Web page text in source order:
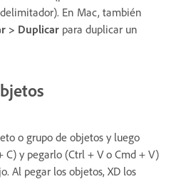
En Mac, también
> Duplicar para duplicar un
o grupo de objetos y luego
C) y pegarlo (Ctrl + V o Cmd + V)
Al pegar los objetos, XD los